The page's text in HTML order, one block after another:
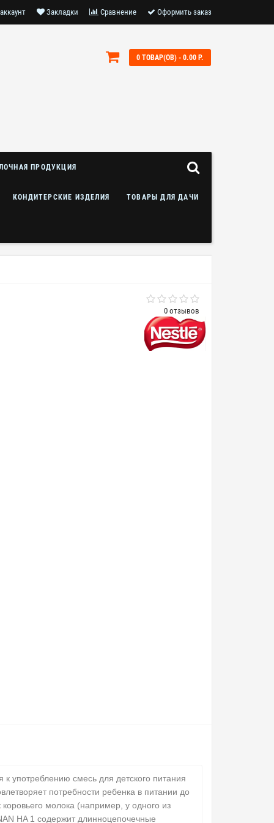
Закладки Сравнение Оформить заказ
0 ТОВАР(ОВ) - 0.00 Р.
ПРОДУКЦИЯ
КОНДИТЕРСКИЕ ИЗДЕЛИЯ ТОВАРЫ ДЛЯ ДАЧИ
0 отзывов
к употреблению смесь для детского питания
потребности ребенка в питании до
молока (например, у одного из
HA 1 содержит длинноцепочечные